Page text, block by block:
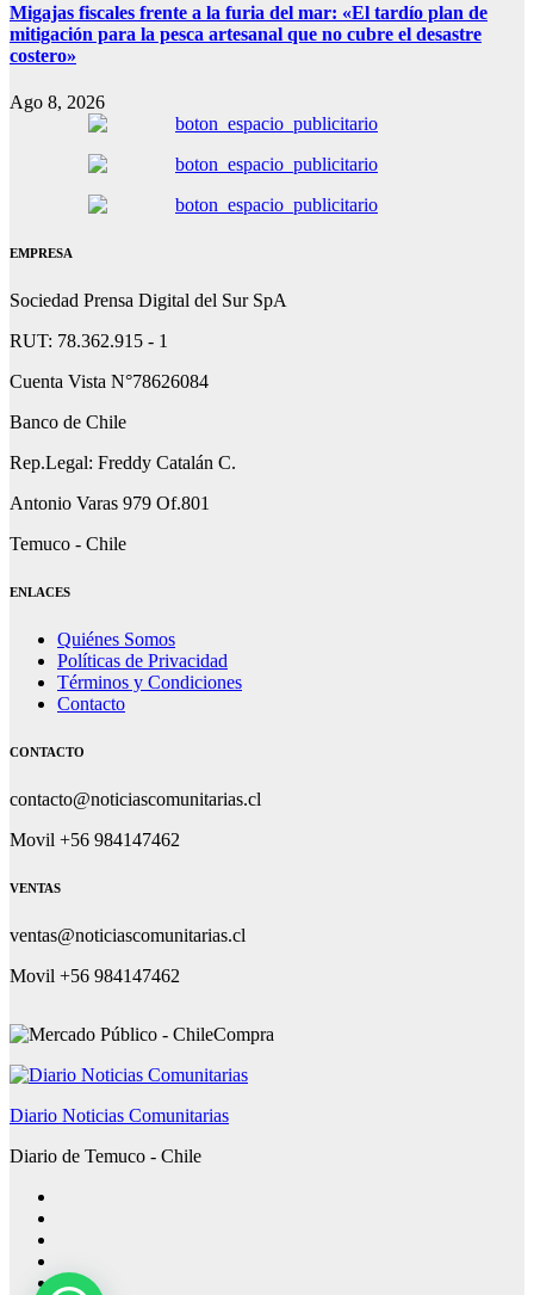
Migajas fiscales frente a la furia del mar: «El tardío plan de
mitigación para la pesca artesanal que no cubre el desastre
costero»
Ago 8, 2026
EMPRESA
Sociedad Prensa Digital del Sur SpA
RUT: 78.362.915 - 1
Cuenta Vista N°78626084
Banco de Chile
Rep.Legal: Freddy Catalán C.
Antonio Varas 979 Of.801
Temuco - Chile
ENLACES
Quiénes Somos
Políticas de Privacidad
Términos y Condiciones
Contacto
CONTACTO
contacto@noticiascomunitarias.cl
Movil +56 984147462
VENTAS
ventas@noticiascomunitarias.cl
Movil +56 984147462
Diario Noticias Comunitarias
Diario de Temuco - Chile